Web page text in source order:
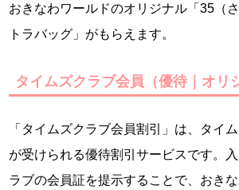
おきなわワールドのオリジナル「35（
トラバッグ」がもらえます。
タイムズクラブ会員（優待｜オリ
「タイムズクラブ会員割引」は、タイ
が受けられる優待割引サービスです。
ラブの会員証を提示することで、おき